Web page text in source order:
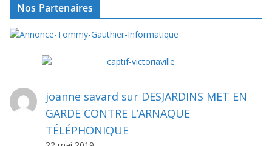
Nos Partenaires
joanne savard sur DESJARDINS MET EN
GARDE CONTRE L’ARNAQUE
TÉLÉPHONIQUE